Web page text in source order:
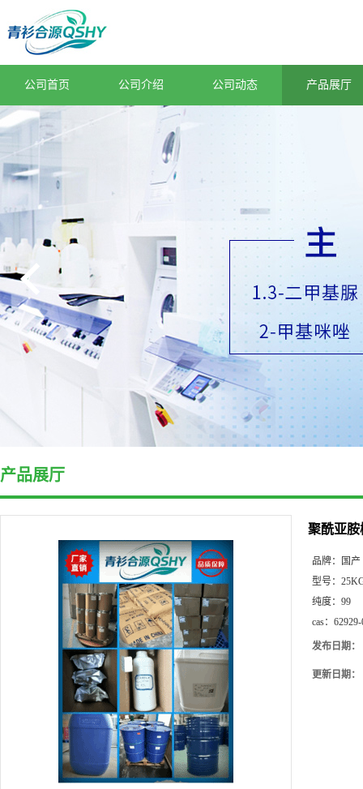
公司首页 公司介绍 公司动态 产品展厅
产品展厅
聚酰亚
品牌：
国产
型号：
纯度： 99
cas：
发布日期：
更新日期：